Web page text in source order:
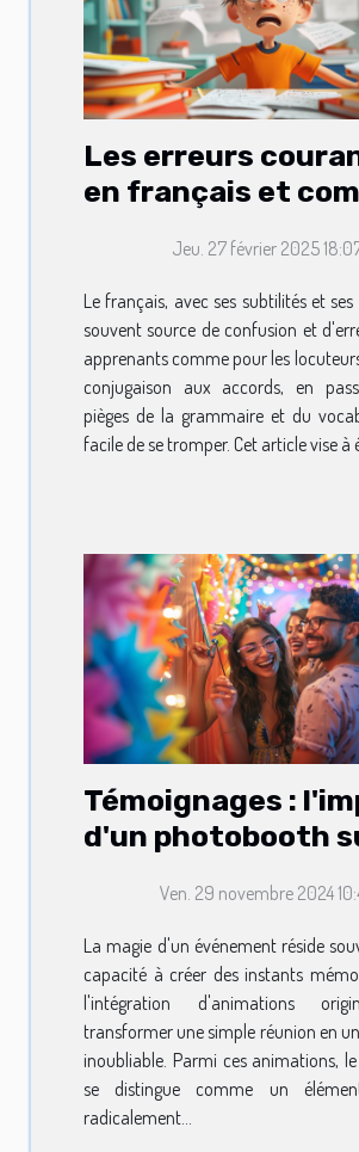
Les erreurs
en français et
Jeu. 27 février 2025
Le français, avec ses subtilités et
souvent source de confusion et
apprenants comme pour les
conjugaison aux accords, en
pièges de la grammaire et du
facile de se tromper. Cet article vise à
Témoignages :
d'un photobooth
événements
Ven. 29 novembre 2024
La magie d'un événement réside
capacité à créer des instants
l'intégration d'animations
transformer une simple réunion en
inoubliable. Parmi ces animations,
se distingue comme un
radicalement...